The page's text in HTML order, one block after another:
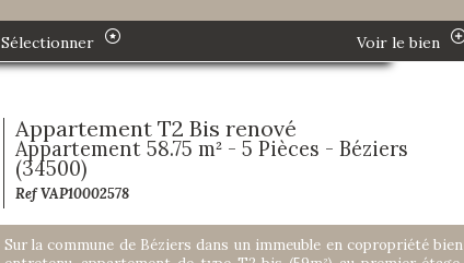
Sélectionner Voir le bien
Appartement T2 Bis renové
Appartement 58.75 m² - 5 Pièces - Béziers
(34500)
Ref VAP10002578
Sur la commune de Béziers dans un immeuble en copropriété bien